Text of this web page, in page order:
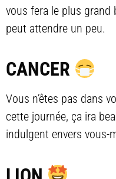
vous fera le plus grand
peut attendre un peu.
CANCER
Vous n’êtes pas dans
cette journée, ça ira
indulgent envers vous-